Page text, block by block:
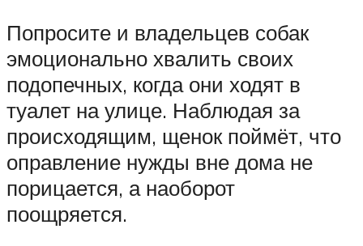
Попросите и владельцев собак
эмоционально хвалить своих
подопечных, когда они ходят в
туалет на улице. Наблюдая за
происходящим, щенок поймёт, что
оправление нужды вне дома не
порицается, а наоборот
поощряется.